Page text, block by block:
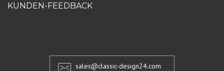
KUNDEN-FEEDBACK
sales@classic-design24.com